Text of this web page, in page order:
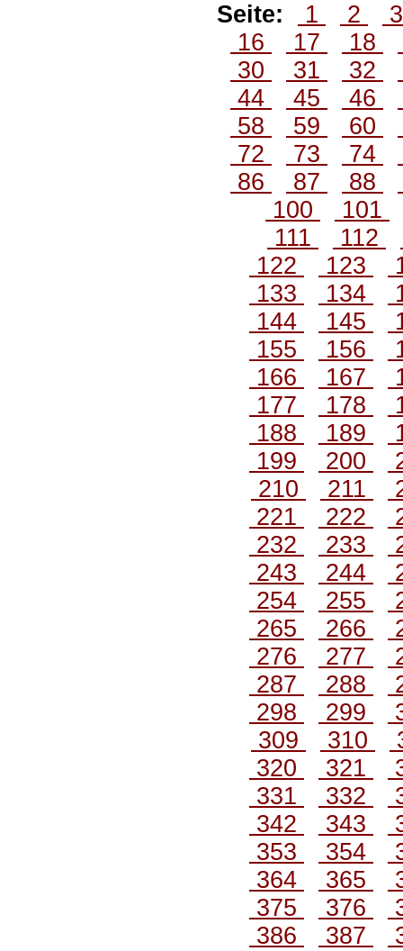
Seite: 1 2
16
17 18
30
31 32
44
45 46
58
59 60
72
73 74
86
87 88
100
101
111
112
122
123
133
134
144
145
155
156
166
167
177
178
188
189
199
200
210
211
221
222
232
233
243
244
254
255
265
266
276
277
287
288
298
299
309
310
320
321
331
332
342
343
353
354
364
365
375
376
386
387